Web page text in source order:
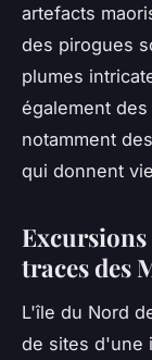
artefacts
des pirogues
plumes
également
notamment
qui donnent
traces des
L'île du Nord
de sites d'une